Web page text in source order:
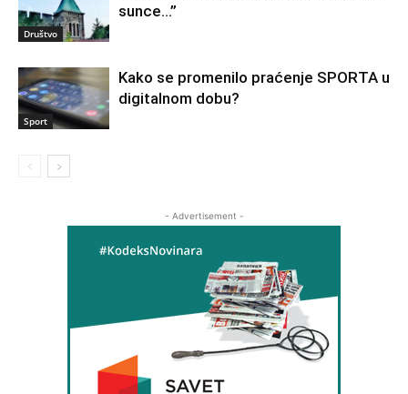
Društvo
sunce…”
Sport
Kako se promenilo praćenje SPORTA u
digitalnom dobu?
- Advertisement -